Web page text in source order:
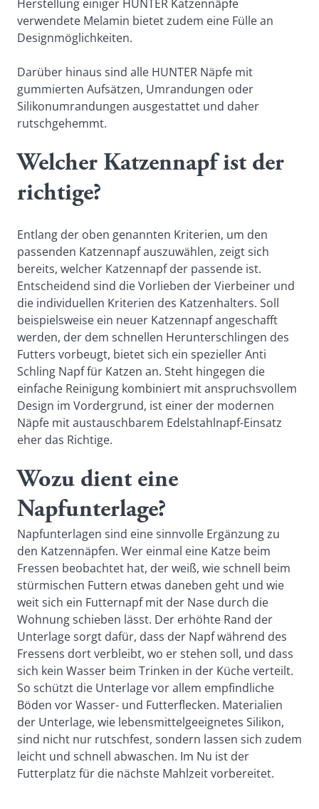
Herstellung einiger HUNTER Katzennäpfe
verwendete Melamin bietet zudem eine Fülle an
Designmöglichkeiten.
Darüber hinaus sind alle HUNTER Näpfe mit
gummierten Aufsätzen, Umrandungen oder
Silikonumrandungen ausgestattet und daher
rutschgehemmt.
Welcher Katzennapf ist der
richtige?
Entlang der oben genannten Kriterien, um den
passenden Katzennapf auszuwählen, zeigt sich
bereits, welcher Katzennapf der passende ist.
Entscheidend sind die Vorlieben der Vierbeiner und
die individuellen Kriterien des Katzenhalters. Soll
beispielsweise ein neuer Katzennapf angeschafft
werden, der dem schnellen Herunterschlingen des
Futters vorbeugt, bietet sich ein spezieller Anti
Schling Napf für Katzen an. Steht hingegen die
einfache Reinigung kombiniert mit anspruchsvollem
Design im Vordergrund, ist einer der modernen
Näpfe mit austauschbarem Edelstahlnapf-Einsatz
eher das Richtige.
Wozu dient eine
Napfunterlage?
Napfunterlagen sind eine sinnvolle Ergänzung zu
den Katzennäpfen. Wer einmal eine Katze beim
Fressen beobachtet hat, der weiß, wie schnell beim
stürmischen Futtern etwas daneben geht und wie
weit sich ein Futternapf mit der Nase durch die
Wohnung schieben lässt. Der erhöhte Rand der
Unterlage sorgt dafür, dass der Napf während des
Fressens dort verbleibt, wo er stehen soll, und dass
sich kein Wasser beim Trinken in der Küche verteilt.
So schützt die Unterlage vor allem empfindliche
Böden vor Wasser- und Futterflecken. Materialien
der Unterlage, wie lebensmittelgeeignetes Silikon,
sind nicht nur rutschfest, sondern lassen sich zudem
leicht und schnell abwaschen. Im Nu ist der
Futterplatz für die nächste Mahlzeit vorbereitet.